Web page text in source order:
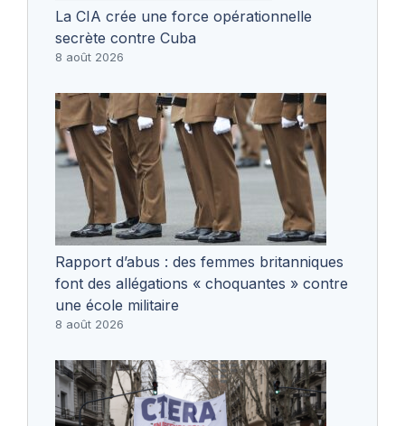
La CIA crée une force opérationnelle
secrète contre Cuba
8 août 2026
Rapport d’abus : des femmes britanniques
font des allégations « choquantes » contre
une école militaire
8 août 2026